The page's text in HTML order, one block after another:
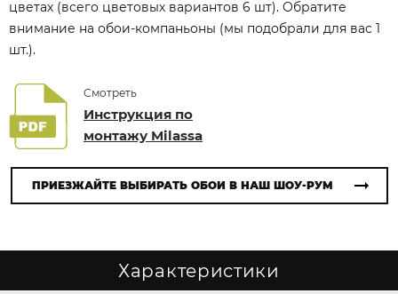
цветах (всего цветовых вариантов 6 шт). Обратите
внимание на обои-компаньоны (мы подобрали для вас 1
шт.).
Смотреть
Инструкция по
монтажу Milassa
ПРИЕЗЖАЙТЕ ВЫБИРАТЬ ОБОИ В НАШ ШОУ-РУМ
Характеристики